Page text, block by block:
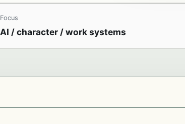
Focus
AI / character / work systems